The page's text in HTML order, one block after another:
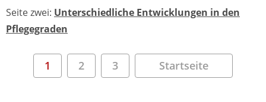
Seite zwei: Unterschiedliche Entwicklungen in den
Pflegegraden
1 2 3 Startseite